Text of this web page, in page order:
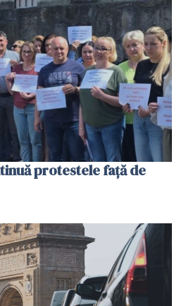
protestele faţă de